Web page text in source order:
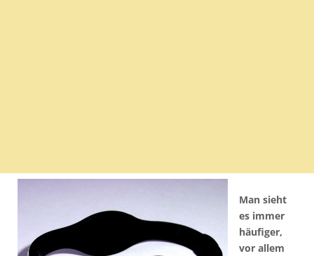
Man sieht
es immer
häufiger,
vor allem